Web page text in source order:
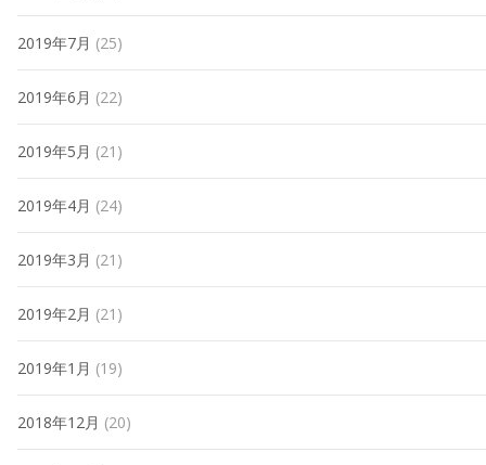
2019年7月 (25)
2019年6月 (22)
2019年5月 (21)
2019年4月 (24)
2019年3月 (21)
2019年2月 (21)
2019年1月 (19)
2018年12月 (20)